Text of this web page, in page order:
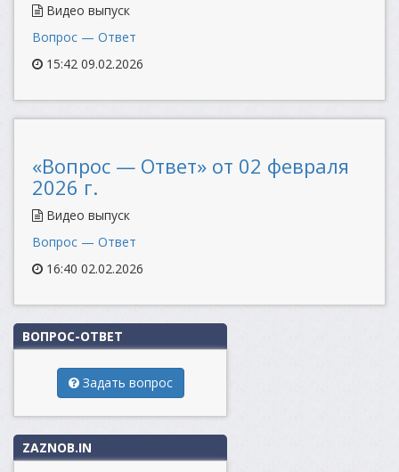
Видео выпуск
Вопрос — Ответ
15:42 09.02.2026
«Вопрос — Ответ» от 02 февраля
2026 г.
Видео выпуск
Вопрос — Ответ
16:40 02.02.2026
ВОПРОС-ОТВЕТ
Задать вопрос
ZAZNOB.IN